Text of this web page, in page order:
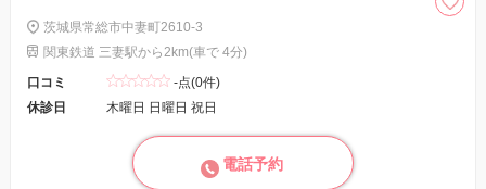
茨城県常総市中妻町2610-3
関東鉄道 三妻駅から2km(車で 4分)
口コミ
-点(0件)
休診日
木曜日 日曜日 祝日
電話予約